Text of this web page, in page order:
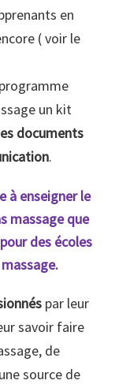
en
( voir le
un kit
documents
.
à enseigner le
massage que
des écoles
par leur
savoir faire
de
source de